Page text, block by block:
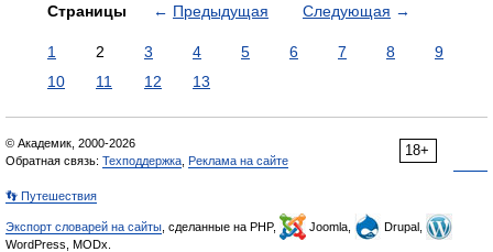
Страницы ← Предыдущая Следующая →
1 2 3 4 5 6 7 8
9
10
11 12 13
18+
© Академик, 2000-2026
Обратная связь: Техподдержка Реклама на сайте
👣 Путешествия
Экспорт словарей на сайты , сделанные на PHP, Joomla,
Drupal,
WordPress, MODx.